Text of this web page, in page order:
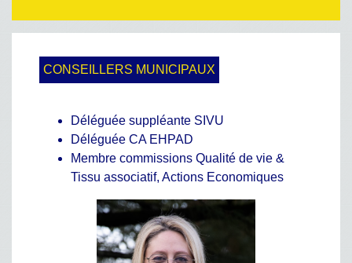
CONSEILLERS MUNICIPAUX
Déléguée suppléante SIVU
Déléguée CA EHPAD
Membre commissions Qualité de vie &
Tissu associatif, Actions Economiques